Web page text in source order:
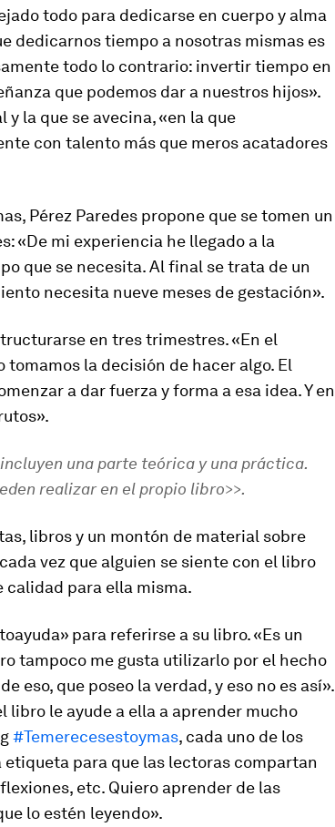
todo para dedicarse en cuerpo y alma
dedicarnos tiempo a nosotras mismas es
todo lo contrario: invertir tiempo en
que podemos dar a nuestros hijos».
y la que se avecina, «en la que
con talento más que meros acatadores
Pérez Paredes propone que se tomen un
«De mi experiencia he llegado a la
que se necesita. Al final se trata de un
necesita nueve meses de gestación».
en tres trimestres. «En el
tomamos la decisión de hacer algo. El
a dar fuerza y forma a esa idea. Y en
una parte teórica y una práctica.
realizar en el propio libro>>.
libros y un montón de material sobre
vez que alguien se siente con el libro
calidad para ella misma.
para referirse a su libro. «Es un
tampoco me gusta utilizarlo por el hecho
eso, que poseo la verdad, y eso no es así».
libro le ayude a ella a aprender mucho
#Temerecesestoymas, cada uno de los
para que las lectoras compartan
etc. Quiero aprender de las
lo estén leyendo».